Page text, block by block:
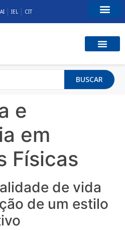
IEL CIT
BUSCAR
e
em
Físicas
de vida
de um estilo